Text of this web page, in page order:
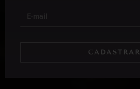
CADASTRAR